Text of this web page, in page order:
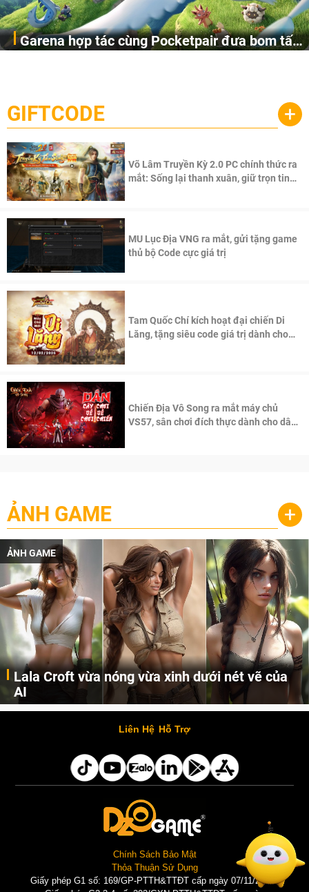
Garena hợp tác cùng Pocketpair đưa bom tấn
cầu, theo giấy phép chính thức từ công ty game Nhật Bản
Pocketpair, Inc.
GIFTCODE +
Võ Lâm Truyền Kỳ 2.0 PC chính thức ra
mắt: Sống lại thanh xuân, giữ trọn tinh
MU Lục Địa VNG ra mắt, gửi tặng game
thủ bộ Code cực giá trị
Tam Quốc Chí kích hoạt đại chiến Di
Lăng, tặng siêu code giá trị dành cho
Chiến Địa Vô Song ra mắt máy chủ
VS57, sân chơi đích thực dành cho dân
ẢNH GAME +
ẢNH GAME
Lala Croft vừa nóng vừa xinh dưới nét vẽ của
AI
Cùng đến với những hình ảnh Lala Croft của Tomb Raider dưới nét vẽ của AI. Một cô nàng xinh đẹp, nóng bỏng nhưng cũng rắn rỏi và mạnh mẽ.
Liên Hệ Hỗ Trợ
Chính Sách Bảo Mật
Thỏa Thuận Sử Dụng
Giấy phép G1 số: 169/GP-PTTH&TTĐT cấp ngày 07/11/2025 |